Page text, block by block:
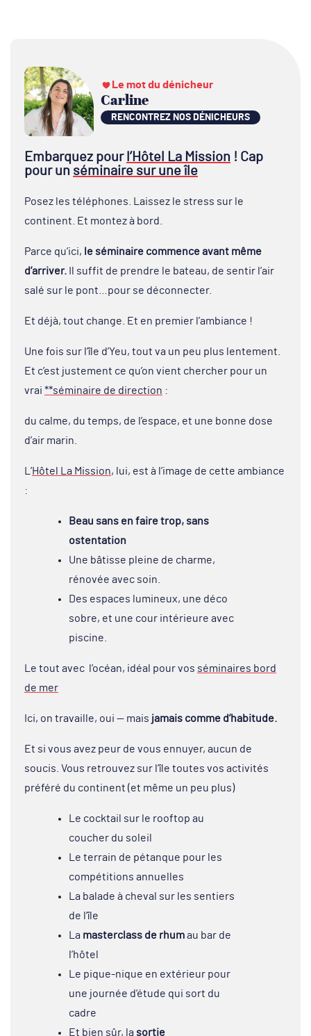
Le mot du dénicheur
Carline
RENCONTREZ NOS DÉNICHEURS
Embarquez pour l’Hôtel La Mission ! Cap
pour un séminaire sur une île
Posez les téléphones. Laissez le stress sur le
continent. Et montez à bord.
Parce qu’ici, le séminaire commence avant même
d’arriver.
Il suffit de prendre le bateau, de sentir l’air
salé sur le pont…pour se déconnecter.
Et déjà, tout change. Et en premier l’ambiance !
Une fois sur l’île d’Yeu, tout va un peu plus lentement.
Et c’est justement ce qu’on vient chercher pour un
vrai **séminaire de direction :
du calme, du temps, de l’espace, et une bonne dose
d’air marin.
L’Hôtel La Mission, lui, est à l’image de cette ambiance
:
Beau sans en faire trop, sans
ostentation
Une bâtisse pleine de charme,
rénovée avec soin.
Des espaces lumineux, une déco
sobre, et une cour intérieure avec
piscine.
Le tout avec l’océan, idéal pour vos séminaires bord
de mer
Ici, on travaille, oui — mais jamais comme d’habitude.
Et si vous avez peur de vous ennuyer, aucun de
soucis. Vous retrouvez sur l’île toutes vos activités
préféré du continent (et même un peu plus)
Le cocktail sur le rooftop au
coucher du soleil
Le terrain de pétanque pour les
compétitions annuelles
La balade à cheval sur les sentiers
de l’île
La masterclass de rhumau bar de
l’hôtel
Le pique-nique en extérieur pour
une journée d’étude qui sort du
cadre
Et bien sûr, la sortie